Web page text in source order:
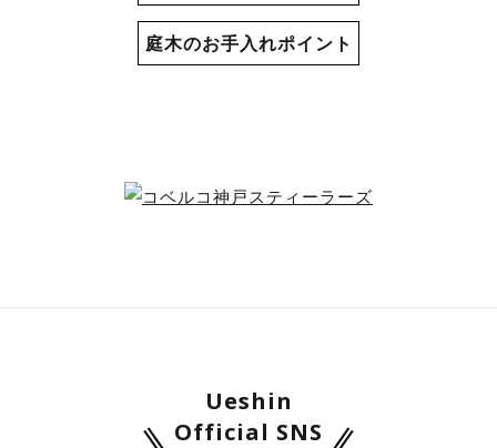
庭木のお手入れポイント
Ueshin
Official SNS